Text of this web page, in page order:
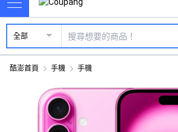
全部
酷澎首頁 手機 手機